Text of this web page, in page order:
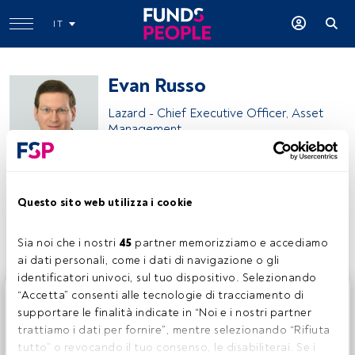
Questo sito web utilizza i cookie
Sia noi che i nostri 45 partner memorizziamo e accediamo
ai dati personali, come i dati di navigazione o gli
identificatori univoci, sul tuo dispositivo. Selezionando
“Accetta” consenti alle tecnologie di tracciamento di
supportare le finalità indicate in “Noi e i nostri partner
trattiamo i dati per fornire”, mentre selezionando “Rifiuta
tutto” o revocando il tuo consenso, le disabiliterai. Se i
IT
Evan Russo
Lazard - Chief Executive Officer, Asset
Management
Condividi:
Questo è un articolo riservato agli utenti FundsPeople. Se
sei già registrato, accedi tramite il pulsante Login. Se non
hai ancora un account, ti invitiamo a registrarti per scoprire
tutti i contenuti che FundsPeople ha da offrire.